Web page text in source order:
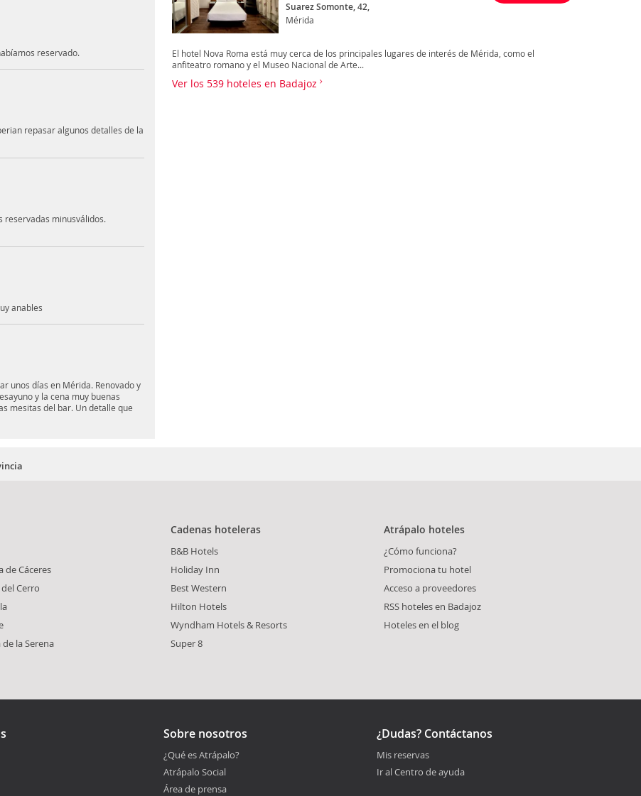
reservado.
repasar algunos detalles de la
reservadas minusválidos.
anables
unos días en Mérida. Renovado y
y la cena muy buenas
mesitas del bar. Un detalle que
Suarez Somonte, 42,
Mérida
El hotel Nova Roma está muy cerca de los principales lugares de interés de Mérida, como el
anfiteatro romano y el Museo Nacional de Arte...
Ver los 539 hoteles en Badajoz
de Cáceres
Cerro
la Serena
Cadenas hoteleras
B&B Hotels
Holiday Inn
Best Western
Hilton Hotels
Wyndham Hotels & Resorts
Super 8
Atrápalo hoteles
¿Cómo funciona?
Promociona tu hotel
Acceso a proveedores
RSS hoteles en Badajoz
Hoteles en el blog
Sobre nosotros
¿Qué es Atrápalo?
Atrápalo Social
Área de prensa
¿Dudas? Contáctanos
Mis reservas
Ir al Centro de ayuda